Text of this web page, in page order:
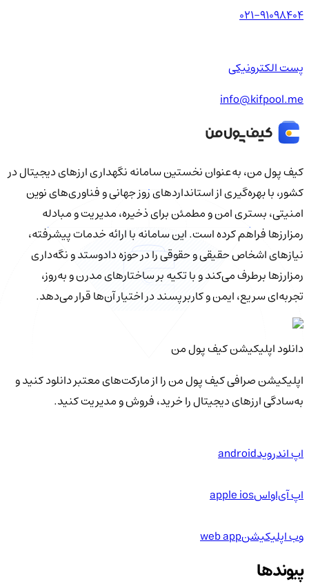
021-91098404
پست الکترونیکی
info@kifpool.me
کیف‌ پول من، به‌عنوان نخستین سامانه نگهداری ارزهای دیجیتال در
کشور، با بهره‌گیری از استانداردهای روز جهانی و فناوری‌های نوین
امنیتی، بستری امن و مطمئن برای ذخیره، مدیریت و مبادله
رمزارزها فراهم کرده است. این سامانه با ارائه خدمات پیشرفته،
نیازهای اشخاص حقیقی و حقوقی را در حوزه دادوستد و نگه‌داری
رمزارزها برطرف می‌کند و با تکیه بر ساختارهای مدرن و به‌روز،
تجربه‌ای سریع، ایمن و کاربرپسند در اختیار آن‌ها قرار می‌دهد.
دانلود اپلیکیشن کیف‌ پول من
اپلیکیشن صرافی کیف پول من را از مارکت‌های معتبر دانلود کنید و
به‌سادگی ارزهای دیجیتال را خرید، فروش و مدیریت کنید.
اپ اندرویدandroid
اپ آی‌او‌اسapple ios
وب اپلیکیشنweb app
پیوندها